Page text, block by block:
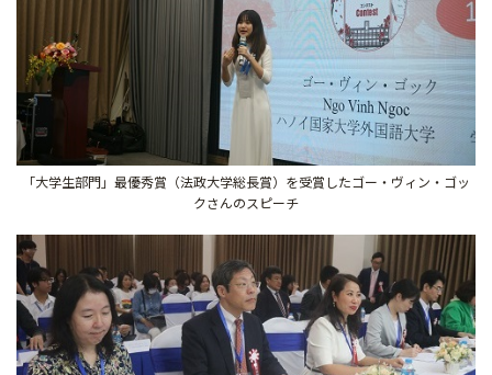
「大学生部門」最優秀賞（法政大学総長賞）を受賞したゴー・ヴィン・ゴッ
クさんのスピーチ